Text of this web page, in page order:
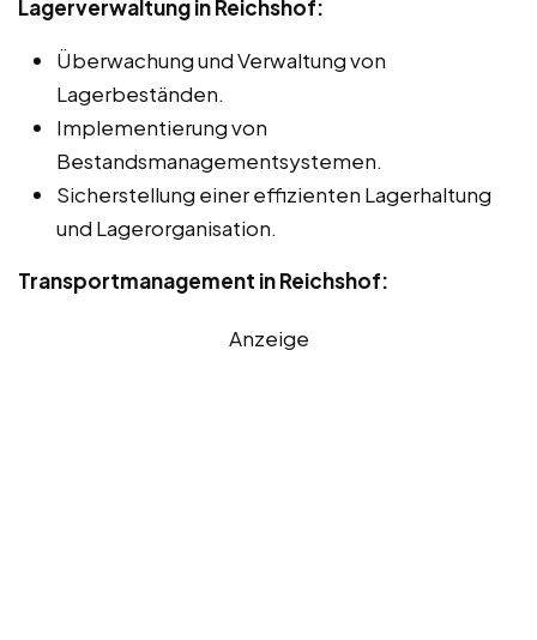
Lagerverwaltung in Reichshof:
Überwachung und Verwaltung von
Lagerbeständen.
Implementierung von
Bestandsmanagementsystemen.
Sicherstellung einer effizienten Lagerhaltung
und Lagerorganisation.
Transportmanagement in Reichshof:
Anzeige